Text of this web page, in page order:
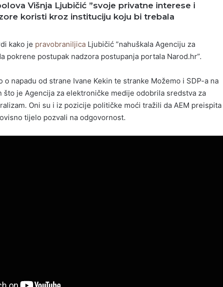
Višnja Ljubičić ”svoje privatne interese i
koristi kroz instituciju koju bi trebala
kako je pravobraniljica Ljubičić ”nahuškala Agenciju za
pokrene postupak nadzora postupanja portala Narod.hr”.
o napadu od strane Ivane Kekin te stranke Možemo i SDP-a na
što je Agencija za elektroničke medije odobrila sredstva za
Oni su i iz pozicije političke moći tražili da AEM preispita
tijelo pozvali na odgovornost.